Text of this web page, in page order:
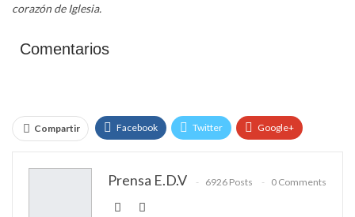
corazón de Iglesia.
Comentarios
Compartir Facebook Twitter Google+
Prensa E.D.V 6926 Posts 0 Comments